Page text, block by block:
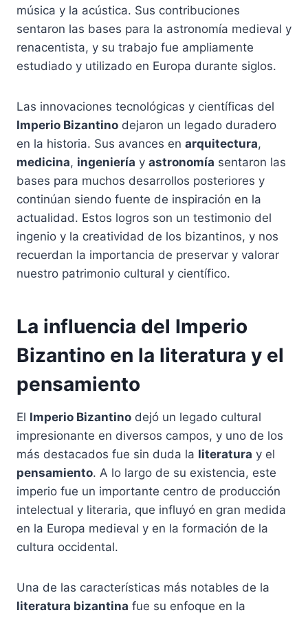
música y la acústica. Sus contribuciones
sentaron las bases para la astronomía medieval y
renacentista, y su trabajo fue ampliamente
estudiado y utilizado en Europa durante siglos.
Las innovaciones tecnológicas y científicas del
Imperio Bizantino dejaron un legado duradero
en la historia. Sus avances en arquitectura,
medicina, ingeniería y astronomía sentaron las
bases para muchos desarrollos posteriores y
continúan siendo fuente de inspiración en la
actualidad. Estos logros son un testimonio del
ingenio y la creatividad de los bizantinos, y nos
recuerdan la importancia de preservar y valorar
nuestro patrimonio cultural y científico.
La influencia del Imperio
Bizantino en la literatura y el
pensamiento
El Imperio Bizantino dejó un legado cultural
impresionante en diversos campos, y uno de los
más destacados fue sin duda la literatura y el
pensamiento. A lo largo de su existencia, este
imperio fue un importante centro de producción
intelectual y literaria, que influyó en gran medida
en la Europa medieval y en la formación de la
cultura occidental.
Una de las características más notables de la
literatura bizantina fue su enfoque en la